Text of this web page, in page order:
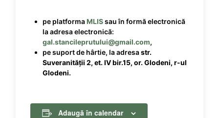
pe platforma MLISsau în formă electronică
la adresa electronică:
gal.stancileprutului@gmail.com,
pe suport de hârtie, la adresastr.
Suveranității 2, et. IV bir.15, or. Glodeni, r-ul
Glodeni.
Adaugă în calendar